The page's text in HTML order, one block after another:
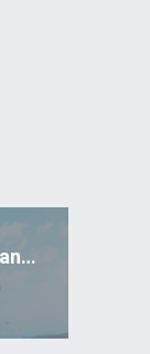
İstanbul’ dan Kişiye Özel Çanakkale Turu